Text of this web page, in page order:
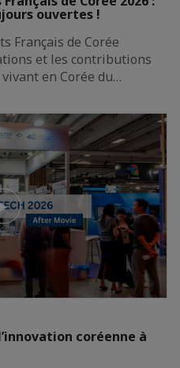
ouvertes !
Français de Corée
et les contributions
en Corée du…
coréenne à